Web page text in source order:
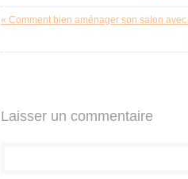
« Comment bien aménager son salon avec
Laisser un commentaire